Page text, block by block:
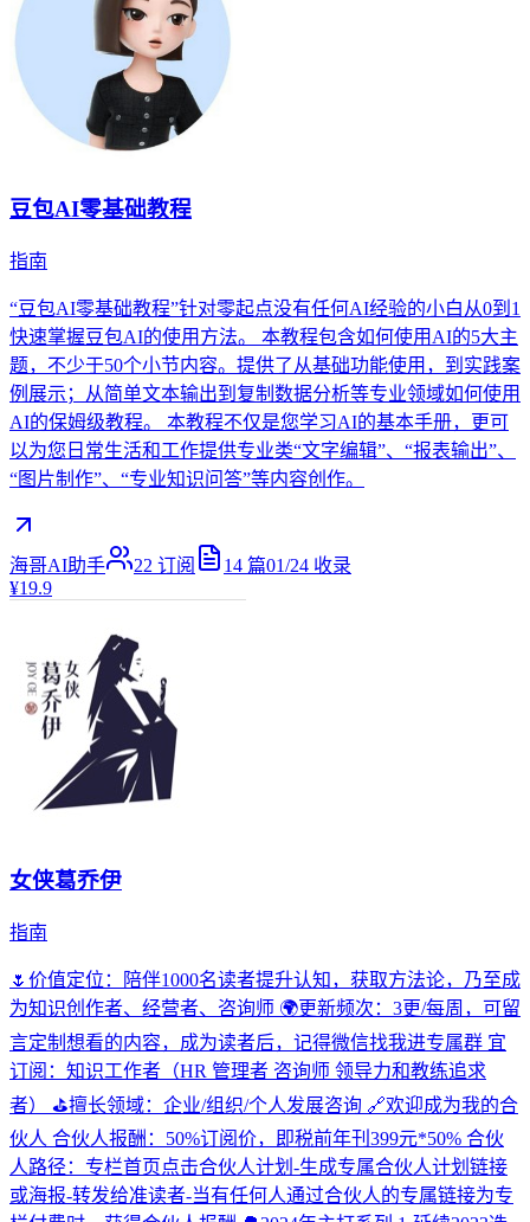
豆包AI零基础教程
指南
“豆包AI零基础教程”针对零起点没有任何AI经验的小白从0到1
快速掌握豆包AI的使用方法。 本教程包含如何使用AI的5大主
题，不少于50个小节内容。提供了从基础功能使用，到实践案
例展示；从简单文本输出到复制数据分析等专业领域如何使用
AI的保姆级教程。 本教程不仅是您学习AI的基本手册，更可
以为您日常生活和工作提供专业类“文字编辑”、“报表输出”、
“图片制作”、“专业知识问答”等内容创作。
海哥AI助手 22 订阅 14 篇01/24 收录
¥19.9
女侠葛乔伊
指南
🌷价值定位：陪伴1000名读者提升认知，获取方法论，乃至成
为知识创作者、经营者、咨询师 🌍更新频次：3更/每周，可留
言定制想看的内容，成为读者后，记得微信找我进专属群 宜
订阅：知识工作者（HR 管理者 咨询师 领导力和教练追求
者） ⛳️擅长领域：企业/组织/个人发展咨询 🔗欢迎成为我的合
伙人 合伙人报酬：50%订阅价，即税前年刊399元*50% 合伙
人路径：专栏首页点击合伙人计划-生成专属合伙人计划链接
或海报-转发给准读者-当有任何人通过合伙人的专属链接为专